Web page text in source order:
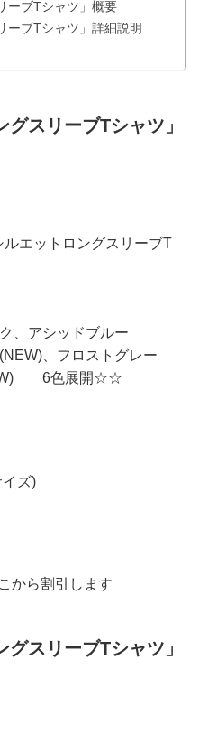
ーブTシャツ」概要
ーブTシャツ」詳細説明
グスリーブTシャツ」
エットロングスリーブT
、アシッドブルー
、フロストグレー
6色展開☆☆
ズ)
ら割引します
グスリーブTシャツ」